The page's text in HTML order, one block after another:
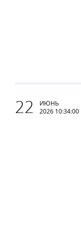
22
ИЮНЬ
2026 10:34:00